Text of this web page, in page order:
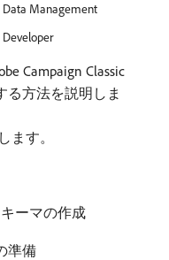
Data Management
Developer
Campaign Classic
る方法を説明しま
ます。
ーマの作成
準備